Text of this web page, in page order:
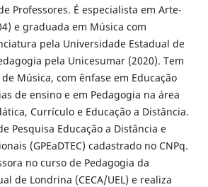
Professores. É especialista em Arte-
e graduada em Música com
pela Universidade Estadual de
pela Unicesumar (2020). Tem
Música, com ênfase em Educação
de ensino e em Pedagogia na área
Currículo e Educação a Distância.
Pesquisa Educação a Distância e
(GPEaDTEC) cadastrado no CNPq.
no curso de Pedagogia da
de Londrina (CECA/UEL) e realiza